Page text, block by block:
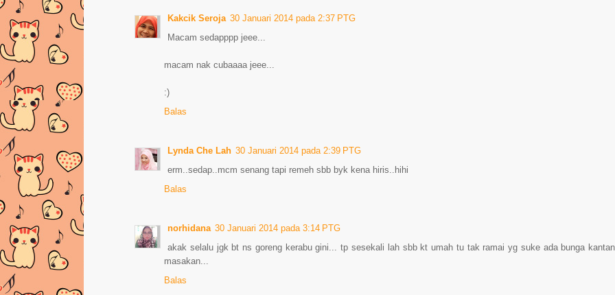
Kakcik Seroja 30 Januari 2014 pada 2:37 PTG
Macam sedapppp jeee...
macam nak cubaaaa jeee...
:)
Balas
Lynda Che Lah 30 Januari 2014 pada 2:39 PTG
erm..sedap..mcm senang tapi remeh sbb byk kena hiris..hihi
Balas
norhidana 30 Januari 2014 pada 3:14 PTG
akak selalu jgk bt ns goreng kerabu gini... tp sesekali lah sbb kt umah tu tak ramai yg suke ada bunga
masakan...
Balas